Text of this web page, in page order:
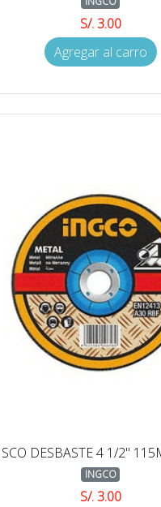
S/. 3.00
Agregar al carro
DESBASTE 4 1/2"
INGCO
S/. 3.00